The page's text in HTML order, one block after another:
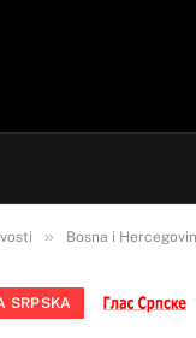
» Bosna i
SRPSKA